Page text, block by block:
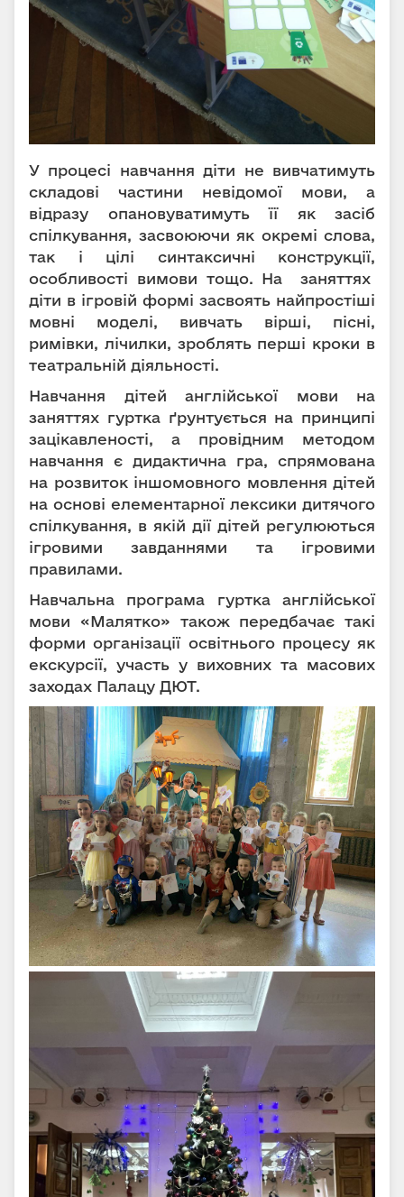
У процесі навчання діти не вивчатимуть
складові частини невідомої мови, а
відразу опановуватимуть її як засіб
спілкування, засвоюючи як окремі слова,
так і цілі синтаксичні конструкції,
особливості вимови тощо. На заняттях
діти в ігровій формі засвоять найпростіші
мовні моделі, вивчать вірші, пісні,
римівки, лічилки, зроблять перші кроки в
театральній діяльності.
Навчання дітей англійської мови на
заняттях гуртка ґрунтується на принципі
зацікавленості, а провідним методом
навчання є дидактична гра, спрямована
на розвиток іншомовного мовлення дітей
на основі елементарної лексики дитячого
спілкування, в якій дії дітей регулюються
ігровими завданнями та ігровими
правилами.
Навчальна програма гуртка англійської
мови «Малятко» також передбачає такі
форми організації освітнього процесу як
екскурсії, участь у виховних та масових
заходах Палацу ДЮТ.